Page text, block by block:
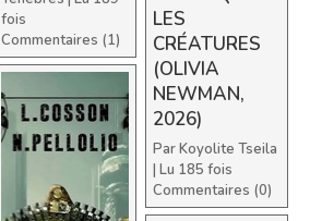
fois
Commentaires (1)
LES
CRÉATURES
(OLIVIA
NEWMAN,
2026)
ParKoyolite Tseila
| Lu 185 fois
Commentaires (0)